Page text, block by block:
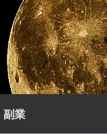
副業